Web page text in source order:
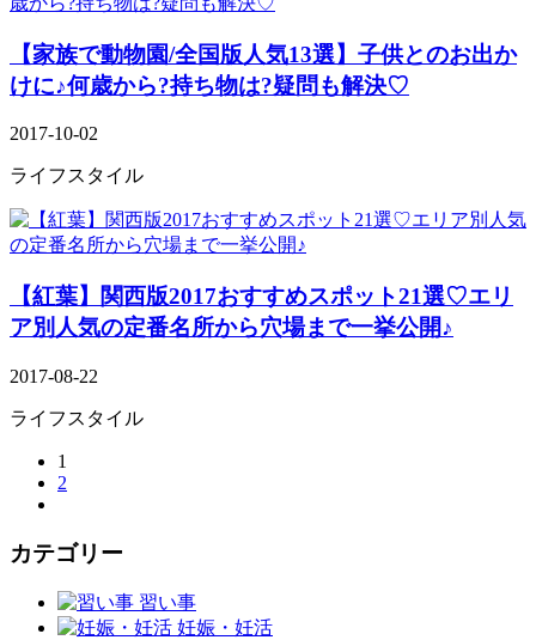
【家族で動物園/全国版人気13選】子供とのお出か
けに♪何歳から?持ち物は?疑問も解決♡
2017-10-02
ライフスタイル
【紅葉】関西版2017おすすめスポット21選♡エリ
ア別人気の定番名所から穴場まで一挙公開♪
2017-08-22
ライフスタイル
1
2
カテゴリー
習い事
妊娠・妊活